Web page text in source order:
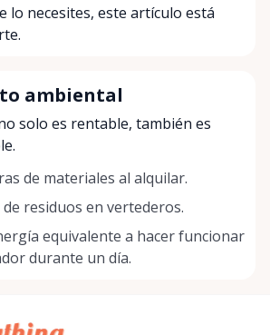
lo necesites, este artículo está
ambiental
solo es rentable, también es
de materiales al alquilar.
de residuos en vertederos.
equivalente a hacer funcionar
durante un día.